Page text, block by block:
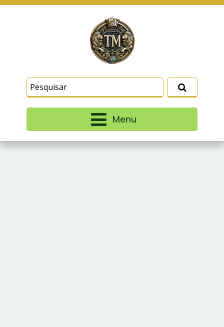
Menu
similares para lembrar e entender como você usa
nosso site, analisar seu uso de nossos produtos
e serviços, ajudar com nossos esforços de
marketing e fornecer conteúdo de terceiros. Leia
Termos e CondiçõesePolítica de